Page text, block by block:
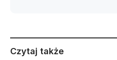
Czytaj także